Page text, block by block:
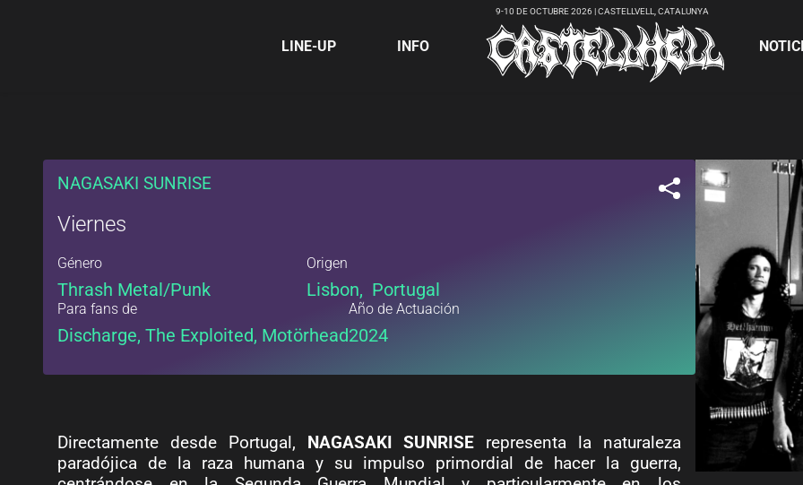
LINE-UP INFO
9-10 DE OCTUBRE 2026 | CASTELLVELL, CATALUNYA
NAGASAKI SUNRISE
Viernes
Género
Thrash Metal/Punk
Origen
Lisbon, Portugal
Para fans de
Discharge, The Exploited, Motörhead
Año de Actuación
2024
Directamente desde Portugal, NAGASAKI SUNRISE representa la naturaleza
paradójica de la raza humana y su impulso primordial de hacer la guerra,